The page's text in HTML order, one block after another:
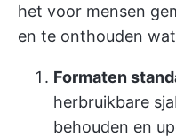
het voor mensen
en te onthouden
Formaten
herbruikbare
behouden en